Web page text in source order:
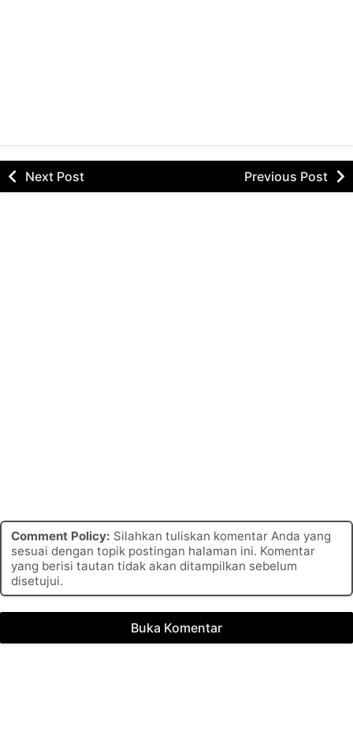
Next Post Previous Post
Comment Policy: Silahkan tuliskan komentar Anda yang
sesuai dengan topik postingan halaman ini. Komentar
yang berisi tautan tidak akan ditampilkan sebelum
disetujui.
Buka Komentar